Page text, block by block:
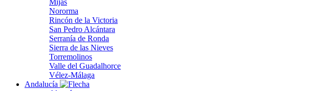
Mijas
Nororma
Rincón de la Victoria
San Pedro Alcántara
Serranía de Ronda
Sierra de las Nieves
Torremolinos
Valle del Guadalhorce
Vélez-Málaga
Andalucía